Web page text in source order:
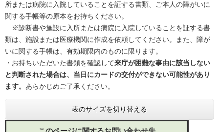
所または病院に入院していることを証する書類、ご本人の障がいに
関する手帳等の原本をお持ちください。
※診断書や施設に入所または病院に入院していることを証する書
類は、施設または医療機関に作成を依頼してください。また、障が
いに関する手帳は、有効期限内のものに限ります。
・お持ちいただいた書類を確認して来庁が困難な事由に該当しない
と判断された場合は、当日にカードの交付ができない可能性があり
ます。 あらかじめご了承ください。
表のサイズを切り替える